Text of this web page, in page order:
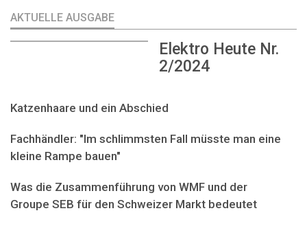
AKTUELLE AUSGABE
Elektro Heute Nr.
2/2024
Katzenhaare und ein Abschied
Fachhändler: "Im schlimmsten Fall müsste man eine
kleine Rampe bauen"
Was die Zusammenführung von WMF und der
Groupe SEB für den Schweizer Markt bedeutet